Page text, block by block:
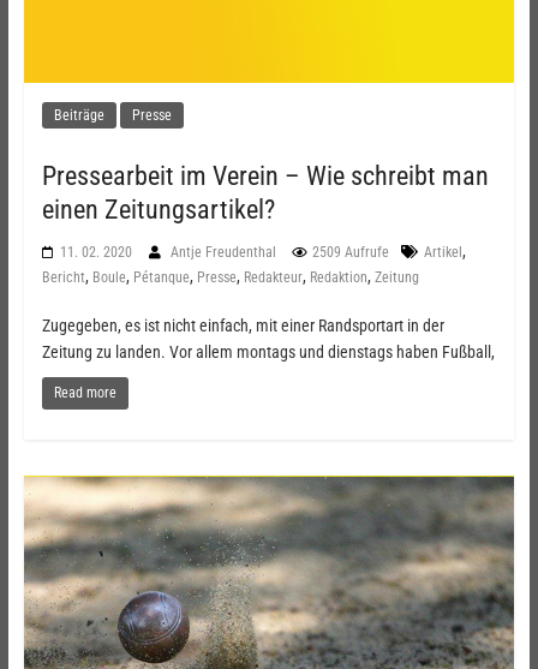
Beiträge Presse
Pressearbeit im Verein – Wie schreibt man
einen Zeitungsartikel?
11. 02. 2020 Antje Freudenthal 2509 Aufrufe Artikel,
Bericht, Boule, Pétanque, Presse, Redakteur, Redaktion, Zeitung
Zugegeben, es ist nicht einfach, mit einer Randsportart in der
Zeitung zu landen. Vor allem montags und dienstags haben Fußball,
Read more